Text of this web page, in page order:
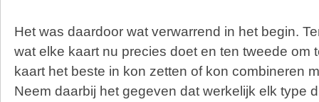
Het was daardoor wat verwarrend in het begin.
wat elke kaart nu precies doet en ten tweede om
kaart het beste in kon zetten of kon combineren
Neem daarbij het gegeven dat werkelijk elk type